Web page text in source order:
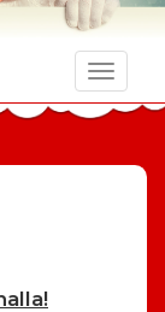
Toggle